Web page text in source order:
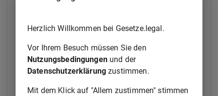
benutzen, die geeignet ist, Verwechslungen mit der
(3) Handelt es sich bei der geschäftlichen
Bezeichnung um eine im Inland bekannte
untersagt, die geschäftliche Bezeichnung oder ein
Herzlich Willkommen bei Gesetze.legal.
Vor Ihrem Besuch müssen Sie den
Nutzungsbedingungenund der
Datenschutzerklärung zustimmen.
Mit dem Klick auf "Allem zustimmen" stimmen